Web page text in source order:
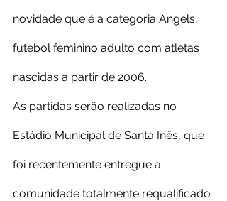
novidade que é a categoria Angels,
futebol feminino adulto com atletas
nascidas a partir de 2006.
As partidas serão realizadas no
Estádio Municipal de Santa Inês, que
foi recentemente entregue à
comunidade totalmente requalificado